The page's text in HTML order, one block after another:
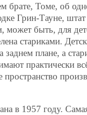
брате, Томе, об
Грин-Тауне,
может быть, для
стариками.
заднем плане, а
практически
пространство
в 1957 году.